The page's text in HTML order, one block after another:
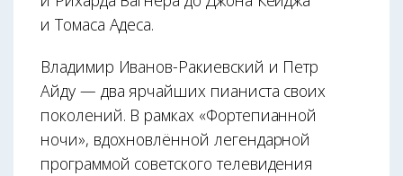
и Томаса Адеса.
Владимир Иванов-Ракиевский и Петр
Айду — два ярчайших пианиста своих
поколений. В рамках «Фортепианной
ночи», вдохновлённой легендарной
программой советского телевидения